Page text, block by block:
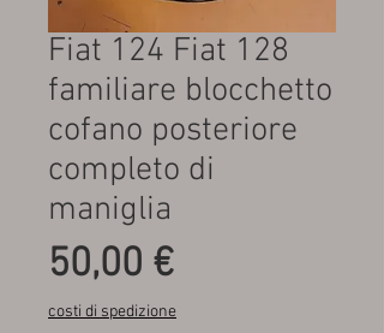
Fiat 124 Fiat 128
familiare blocchetto
cofano posteriore
completo di
maniglia
50,00 €Prezzo
costi di spedizione